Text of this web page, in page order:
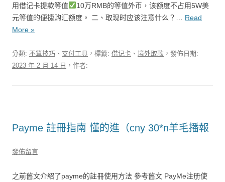
用借记卡提款等值
10万RMB的等值外币，该额度不占用5W美
元等值的便捷购汇额度。 二、取现时应该注意什么？… Read
More »
分類: 不算技巧 、 支付工具 ，標籤: 借记卡 、 境外取款 ，發佈日期:
2023 年 2 月 14 日 ，作者:
Payme 註冊指南 懂的進（cny 30*n羊毛播報
發佈留言
之前舊文介紹了payme的註冊使用方法 參考舊文 PayMe注册使